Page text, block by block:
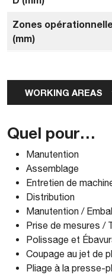
Zones
(mm)
WORKING AREAS
Quel pour…
Manutention
Assemblage
Entretien de
Distribution
Manutention /
Prise de mesures /
Polissage et
Coupage au jet de
Pliage à la presse-